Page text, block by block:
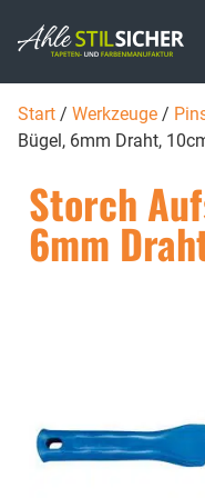
Start / Werkzeuge /
Bügel, 6mm Draht,
Storch
6mm